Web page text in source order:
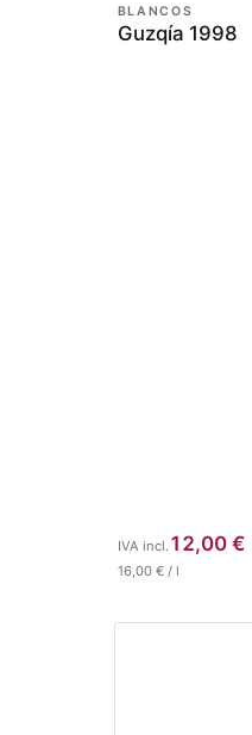
BLANCOS
Guzqía 1998
12,00€
IVA incl.
16,00€/ l